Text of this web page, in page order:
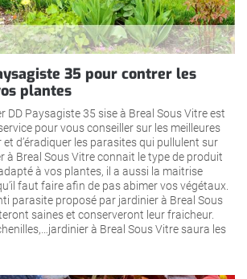
35 pour contrer les
plantes
DD Paysagiste 35 sise à Breal Sous Vitre est
pour vous conseiller sur les meilleures
et d’éradiquer les parasites qui pullulent sur
à Breal Sous Vitre connait le type de produit
à vos plantes, il a aussi la maitrise
faut faire afin de pas abimer vos végétaux.
parasite proposé par jardinier à Breal Sous
saines et conserveront leur fraicheur.
à Breal Sous Vitre saura les